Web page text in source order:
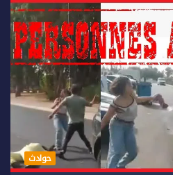
حوادث